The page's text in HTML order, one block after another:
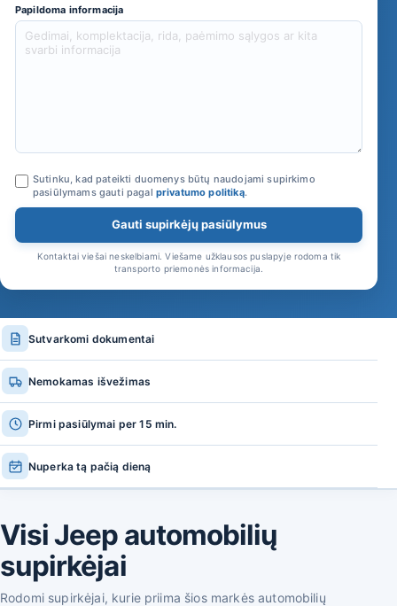
Papildoma informacija
Sutinku, kad pateikti duomenys būtų naudojami supirkimo
pasiūlymams gauti pagal privatumo politiką.
Gauti supirkėjų pasiūlymus
Kontaktai viešai neskelbiami. Viešame užklausos puslapyje rodoma tik
transporto priemonės informacija.
Sutvarkomi dokumentai
Nemokamas išvežimas
Pirmi pasiūlymai per 15 min.
Nuperka tą pačią dieną
Visi Jeep automobilių
supirkėjai
Rodomi supirkėjai, kurie priima šios markės automobilių